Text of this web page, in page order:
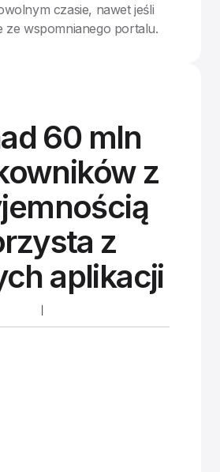
czasie, nawet jeśli
ze wspomnianego portalu.
60 mln
z
z
aplikacji